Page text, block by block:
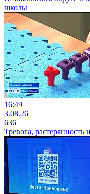
школы
16:49
3.08.26
636
Тревога,